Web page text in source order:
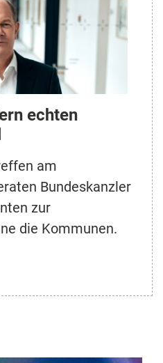
echten
am
Bundeskanzler
zur
die Kommunen.